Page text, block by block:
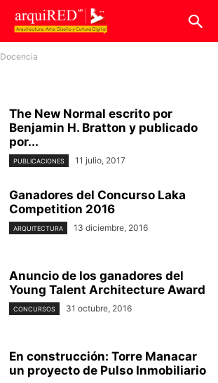
Docencia
The New Normal escrito por
Benjamin H. Bratton y publicado
por...
PUBLICACIONES 11 julio, 2017
Ganadores del Concurso Laka
Competition 2016
ARQUITECTURA 13 diciembre, 2016
Anuncio de los ganadores del
Young Talent Architecture Award
CONCURSOS 31 octubre, 2016
En construcción: Torre Manacar
un proyecto de Pulso Inmobiliario